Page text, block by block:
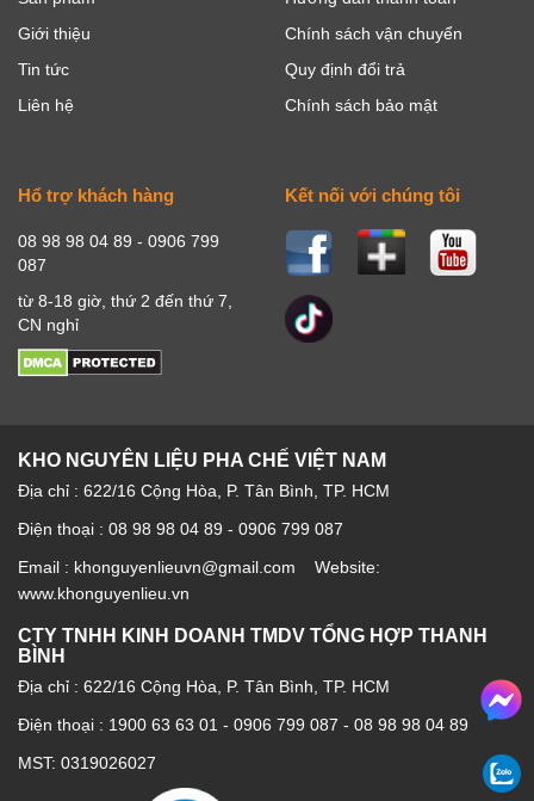
Giới thiệu
Tin tức
Liên hệ
Chính sách vận chuyển
Quy định đổi trả
Chính sách bảo mật
Hổ trợ khách hàng
08 98 98 04 89 - 0906 799
087
từ 8-18 giờ, thứ 2 đến thứ 7,
CN nghỉ
Kết nối với chúng tôi
KHO NGUYÊN LIỆU PHA CHẾ VIỆT NAM
Địa chỉ : 622/16 Cộng Hòa, P. Tân Bình, TP. HCM
Điện thoại : 08 98 98 04 89 - 0906 799 087
Email : khonguyenlieuvn@gmail.com Website:
www.khonguyenlieu.vn
CTY TNHH KINH DOANH TMDV TỔNG HỢP THANH
BÌNH
Địa chỉ : 622/16 Cộng Hòa, P. Tân Bình, TP. HCM
Điện thoại : 1900 63 63 01 - 0906 799 087 - 08 98 98 04 89
MST: 0319026027